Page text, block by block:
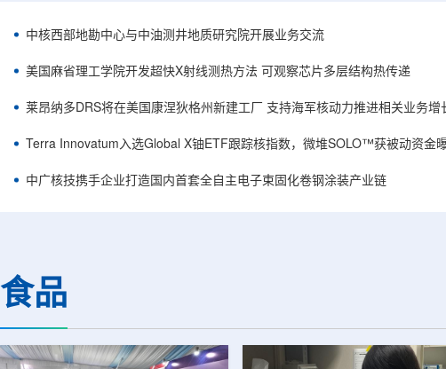
RangeVision Helix由俄罗斯国家原子能公司增材
制造合作伙伴RangeVision研发制造。自2025年
以来，该公司成为唯一纳入俄罗斯国家原子能公
司增材制造生态系统的俄罗斯3D扫描...
孔、总进尺约2.7万英尺
州审批通过后开工，预
研。技术端近期增补
Services，并扩大与
中核西部地勘中心与中油测井地质研究院开展业务交流
美国麻省理工学院开发超快X射线测热方法 可观察芯片多层结构热传递
莱昂纳多DRS将在美国康涅狄格州新建工厂 支持海军核动力推进相关业务增
Terra Innovatum入选Global X铀ETF跟踪核指数，微堆SOLO™获被动资金
中广核技携手企业打造国内首套全自主电子束固化卷钢涂装产业链
食品